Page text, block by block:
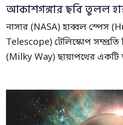
আকাশগঙ্গার ছবি তুলল
নাসার (NASA) হাব্বল স্পেস
Telescope) টেলিস্কোপ সম্প্রতি
(Milky Way) ছায়াপথের একটি